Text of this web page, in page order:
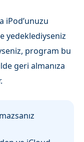
iPod’unuzu
yedeklediyseniz
program bu
geri almanıza